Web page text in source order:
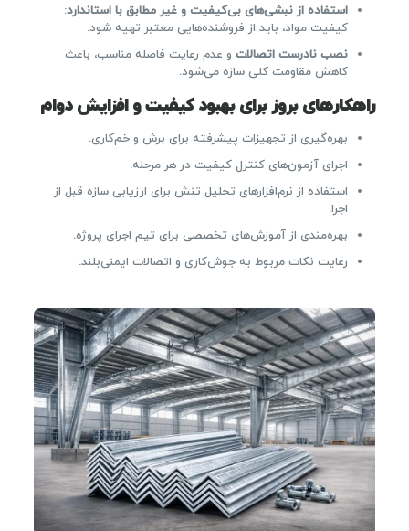
استفاده از نبشی‌های بی‌کیفیت و غیر مطابق با استاندارد:
کیفیت مواد، باید از فروشنده‌هایی معتبر تهیه شود.
نصب نادرست اتصالاتو عدم رعایت فاصله مناسب، باعث
کاهش مقاومت کلی سازه می‌شود.
راهکارهای بروز برای بهبود کیفیت و افزایش دوام
بهره‌گیری از تجهیزات پیشرفته برای برش و خم‌کاری.
اجرای آزمون‌های کنترل کیفیت در هر مرحله.
استفاده از نرم‌افزارهای تحلیل تنش برای ارزیابی سازه قبل از
اجرا.
بهره‌مندی از آموزش‌های تخصصی برای تیم اجرای پروژه.
رعایت نکات مربوط به جوش‌کاری و اتصالات ایمنی‌بلند.